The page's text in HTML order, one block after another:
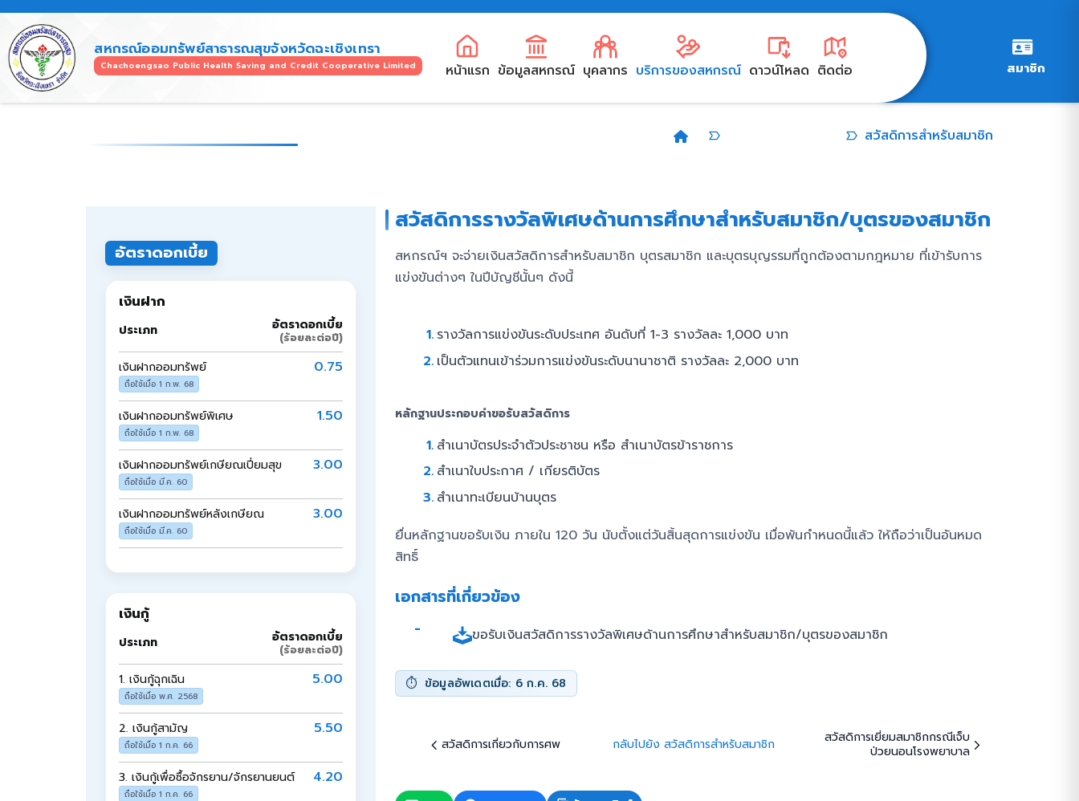
สหกรณ์ออมทรัพย์สาธารณสุขจังหวัดฉะเชิงเทรา
Chachoengsao Public Health Saving and Credit Cooperative Limited หน้าแรก ข้อมูลสหกรณ์ บุคลากร บริการของสหกรณ์ ดาวน์โหลด ติดต่อ สมาชิก
สวัสดิการสำหรับสมาชิก
อัตราดอกเบี้ย
เงินฝาก
ประเภท อัตราดอกเบี้ย
(ร้อยละต่อปี)
เงินฝากออมทรัพย์
ถือใช้เมื่อ 1 ก.พ. 68
0.75
เงินฝากออมทรัพย์พิเศษ
ถือใช้เมื่อ 1 ก.พ. 68
1.50
เงินฝากออมทรัพย์เกษียณเปี่ยมสุข
ถือใช้เมื่อ มี.ค. 60
3.00
เงินฝากออมทรัพย์หลังเกษียณ
ถือใช้เมื่อ มี.ค. 60
3.00
เงินกู้
ประเภท อัตราดอกเบี้ย
(ร้อยละต่อปี)
1. เงินกู้ฉุกเฉิน
ถือใช้เมื่อ พ.ศ. 2568
5.00
2. เงินกู้สามัญ
ถือใช้เมื่อ 1 ก.ค. 66
5.50
3. เงินกู้เพื่อซื้อจักรยาน/จักรยานยนต์
ถือใช้เมื่อ 1 ก.ค. 66
4.20
สวัสดิการรางวัลพิเศษด้านการศึกษาสำหรับสมาชิก/บุตรของสมาชิก
สหกรณ์ฯ จะจ่ายเงินสวัสดิการสำหรับสมาชิก บุตรสมาชิก และบุตรบุญรรมที่ถูกต้องตามกฎหมาย ที่เข้ารับการ
แข่งขันต่างๆ ในปีบัญชีนั้นๆ ดังนี้
รางวัลการแข่งขันระดับประเทศ อันดับที่ 1-3 รางวัลละ 1,000 บาท
เป็นตัวแทนเข้าร่วมการแข่งขันระดับนานาชาติ รางวัลละ 2,000 บาท
หลักฐานประกอบคำขอรับสวัสดิการ
สำเนาบัตรประจำตัวประชาชน หรือ สำเนาบัตรข้าราชการ
สำเนาใบประกาศ / เกียรติบัตร
สำเนาทะเบียนบ้านบุตร
ยื่นหลักฐานขอรับเงิน ภายใน 120 วัน นับตั้งแต่วันสิ้นสุดการแข่งขัน เมื่อพ้นกำหนดนี้แล้ว ให้ถือว่าเป็นอันหมด
สิทธิ์
เอกสารที่เกี่ยวข้อง
ขอรับเงินสวัสดิการรางวัลพิเศษด้านการศึกษาสำหรับสมาชิก/บุตรของสมาชิก
ข้อมูลอัพเดตเมื่อ: 6 ก.ค. 68
สวัสดิการเกี่ยวกับการศพ กลับไปยัง สวัสดิการสำหรับสมาชิก
สวัสดิการเยี่ยมสมาชิกกรณีเจ็บ
ป่วยนอนโรงพยาบาล